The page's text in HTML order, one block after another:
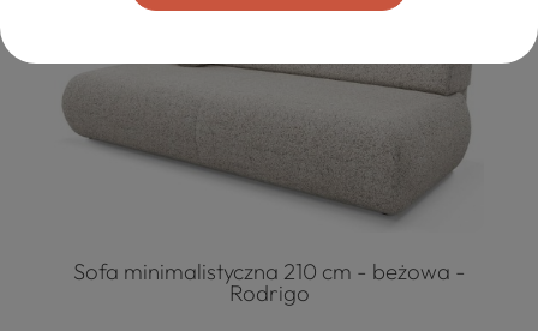
Sofa minimalistyczna 210 cm - beżowa -
Rodrigo